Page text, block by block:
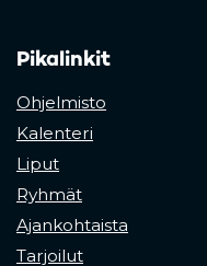
Pikalinkit
Ohjelmisto
Kalenteri
Liput
Ryhmät
Ajankohtaista
Tarjoilut